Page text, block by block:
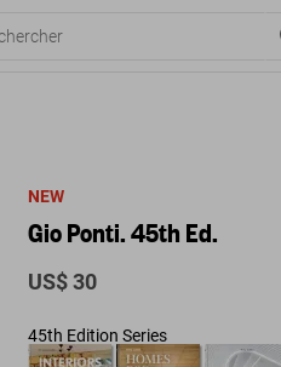
NEW
Gio Ponti. 45th Ed.
US$ 30
45th Edition Series